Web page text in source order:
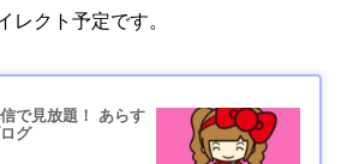
レクト予定です。
で見放題！ あらす
グ